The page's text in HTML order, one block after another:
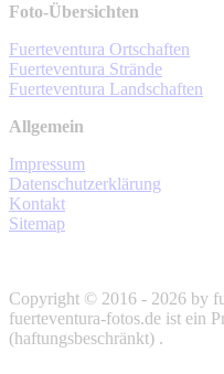
Foto-Übersichten
Fuerteventura Ortschaften
Fuerteventura Strände
Fuerteventura Landschaften
Allgemein
Impressum
Datenschutzerklärung
Kontakt
Sitemap
Copyright © 2016 - 2026 by
fuerteventura-fotos.de ist ein
(haftungsbeschränkt) .